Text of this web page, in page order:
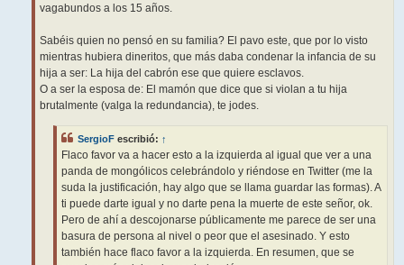
vagabundos a los 15 años.
Sabéis quien no pensó en su familia? El pavo este, que por lo visto
mientras hubiera dineritos, que más daba condenar la infancia de su
hija a ser: La hija del cabrón ese que quiere esclavos.
O a ser la esposa de: El mamón que dice que si violan a tu hija
brutalmente (valga la redundancia), te jodes.
SergioF escribió: ↑
Flaco favor va a hacer esto a la izquierda al igual que ver a una
panda de mongólicos celebrándolo y riéndose en Twitter (me la
suda la justificación, hay algo que se llama guardar las formas). A
ti puede darte igual y no darte pena la muerte de este señor, ok.
Pero de ahí a descojonarse públicamente me parece de ser una
basura de persona al nivel o peor que el asesinado. Y esto
también hace flaco favor a la izquierda. En resumen, que se